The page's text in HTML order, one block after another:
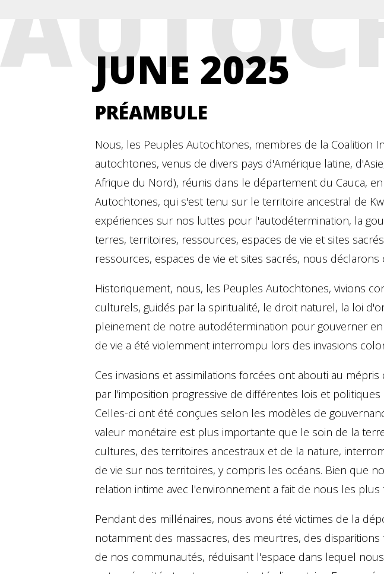
JUNE 2025
PRÉAMBULE
Nous, les Peuples Autochtones, membres de la Coalition
autochtones, venus de divers pays d'Amérique latine,
Afrique du Nord), réunis dans le département du Cauca,
Autochtones, qui s'est tenu sur le territoire ancestral de
expériences sur nos luttes pour l'autodétermination, la
terres, territoires, ressources, espaces de vie et sites
ressources, espaces de vie et sites sacrés, nous déclarons
Historiquement, nous, les Peuples Autochtones, vivions
culturels, guidés par la spiritualité, le droit naturel, la loi
pleinement de notre autodétermination pour gouverner
de vie a été violemment interrompu lors des invasions
Ces invasions et assimilations forcées ont abouti au
par l'imposition progressive de différentes lois et
Celles-ci ont été conçues selon les modèles de
valeur monétaire est plus importante que le soin de la
cultures, des territoires ancestraux et de la nature,
de vie sur nos territoires, y compris les océans. Bien que
relation intime avec l'environnement a fait de nous les
Pendant des millénaires, nous avons été victimes de la
notamment des massacres, des meurtres, des
de nos communautés, réduisant l'espace dans lequel